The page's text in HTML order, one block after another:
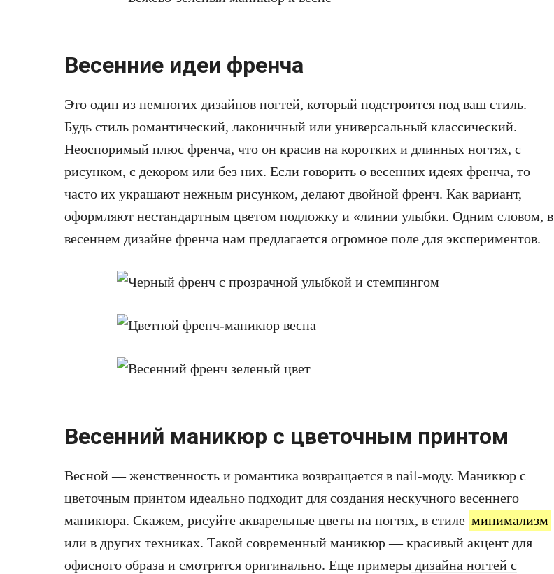
Весенние идеи френча
Это один из немногих дизайнов ногтей, который подстроится под ваш стиль.
Будь стиль романтический, лаконичный или универсальный классический.
Неоспоримый плюс френча, что он красив на коротких и длинных ногтях, с
рисунком, с декором или без них. Если говорить о весенних идеях френча, то
часто их украшают нежным рисунком, делают двойной френч. Как вариант,
оформляют нестандартным цветом подложку и «линии улыбки. Одним словом, в
весеннем дизайне френча нам предлагается огромное поле для экспериментов.
Весенний маникюр с цветочным принтом
Весной — женственность и романтика возвращается в nail-моду. Маникюр с
цветочным принтом идеально подходит для создания нескучного весеннего
маникюра. Скажем, рисуйте акварельные цветы на ногтях, в стиле минимализм
или в других техниках. Такой современный маникюр — красивый акцент для
офисного образа и смотрится оригинально. Еще примеры дизайна ногтей с